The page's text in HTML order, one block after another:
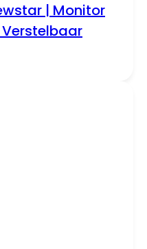
| Monitor